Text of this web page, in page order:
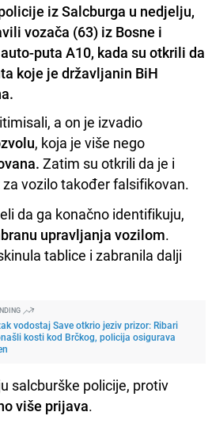
iz Salcburga u nedjelju,
vozača (63) iz Bosne i
puta A10, kada su otkrili da
koje je državljanin BiH
a on je izvadio
, koja je više nego
Zatim su otkrili da je i
vozilo također falsifikovan.
da ga konačno identifikuju,
upravljanja vozilom.
tablice i zabranila dalji
vodostaj Save otkrio jeziv prizor: Ribari
kosti kod Brčkog, policija osigurava
salcburške policije, protiv
više prijava.